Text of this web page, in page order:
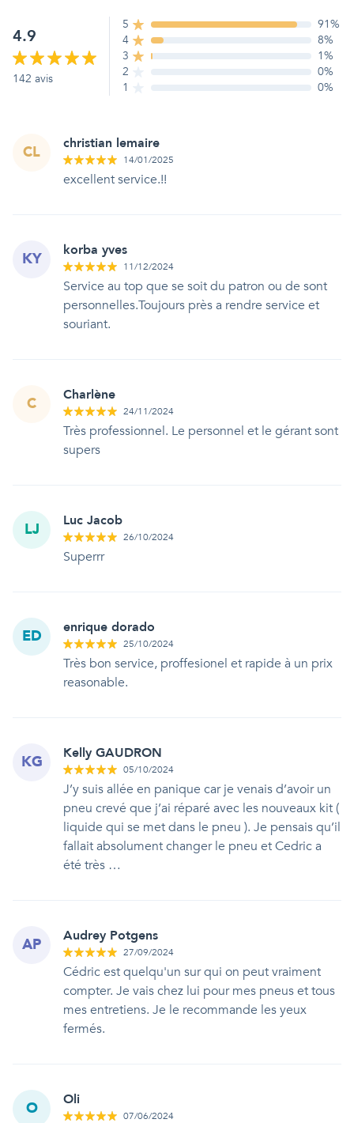
4.9
142 avis
5 91%
4
8%
3
1%
2
0%
1
0%
CL christian lemaire
14/01/2025
excellent service.!!
KY korba yves
11/12/2024
Service au top que se soit du patron ou de sont
personnelles.Toujours près a rendre service et
souriant.
C Charlène
24/11/2024
Très professionnel. Le personnel et le gérant sont
supers
LJ Luc Jacob
26/10/2024
Superrr
ED enrique dorado
25/10/2024
Très bon service, proffesionel et rapide à un prix
reasonable.
KG Kelly GAUDRON
05/10/2024
J’y suis allée en panique car je venais d’avoir un
pneu crevé que j’ai réparé avec les nouveaux kit (
liquide qui se met dans le pneu ). Je pensais qu’il
fallait absolument changer le pneu et Cedric a
été très …
AP Audrey Potgens
27/09/2024
Cédric est quelqu'un sur qui on peut vraiment
compter. Je vais chez lui pour mes pneus et tous
mes entretiens. Je le recommande les yeux
fermés.
O Oli
07/06/2024